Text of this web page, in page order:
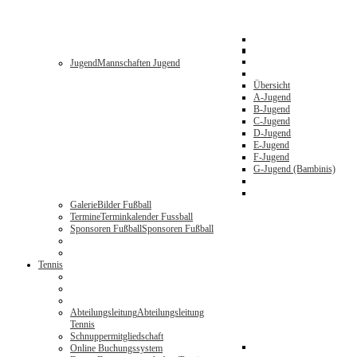
JugendMannschaften Jugend
Übersicht
A-Jugend
B-Jugend
C-Jugend
D-Jugend
E-Jugend
F-Jugend
G-Jugend (Bambinis)
GalerieBilder Fußball
TermineTerminkalender Fussball
Sponsoren FußballSponsoren Fußball
Tennis
AbteilungsleitungAbteilungsleitung
Tennis
Schnuppermitgliedschaft
Online Buchungssystem